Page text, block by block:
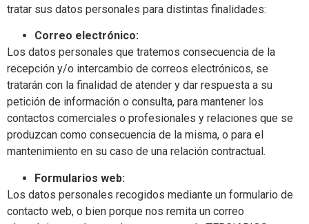
tratar sus datos personales para distintas finalidades:
Correo electrónico:
Los datos personales que tratemos consecuencia de la
recepción y/o intercambio de correos electrónicos, se
tratarán con la finalidad de atender y dar respuesta a su
petición de información o consulta, para mantener los
contactos comerciales o profesionales y relaciones que se
produzcan como consecuencia de la misma, o para el
mantenimiento en su caso de una relación contractual.
Formularios web:
Los datos personales recogidos mediante un formulario de
contacto web, o bien porque nos remita un correo